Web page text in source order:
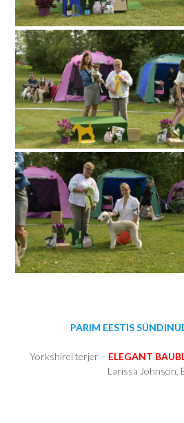
PARIM EESTIS
Yorkshirei terjer – ELEGANT
Larissa Johnson,